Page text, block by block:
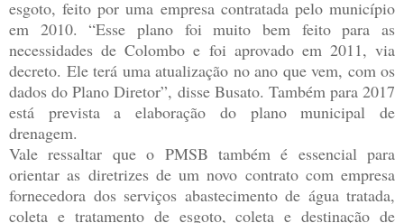
esgoto, feito por uma empresa contratada pelo município
em 2010. “Esse plano foi muito bem feito para as
necessidades de Colombo e foi aprovado em 2011, via
decreto. Ele terá uma atualização no ano que vem, com os
dados do Plano Diretor”, disse Busato. Também para 2017
está prevista a elaboração do plano municipal de
drenagem.
Vale ressaltar que o PMSB também é essencial para
orientar as diretrizes de um novo contrato com empresa
fornecedora dos serviços abastecimento de água tratada,
coleta e tratamento de esgoto, coleta e destinação de